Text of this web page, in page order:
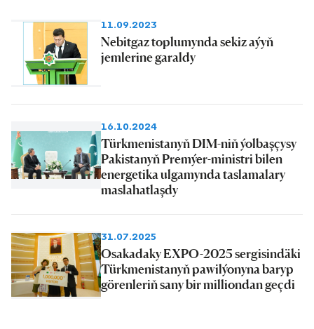
11.09.2023
Nebitgaz toplumynda sekiz aýyň
jemlerine garaldy
16.10.2024
Türkmenistanyň DIM-niň ýolbaşçysy
Pakistanyň Premýer-ministri bilen
energetika ulgamynda taslamalary
maslahatlaşdy
31.07.2025
Osakadaky EXPO-2025 sergisindäki
Türkmenistanyň pawilýonyna baryp
görenleriň sany bir milliondan geçdi